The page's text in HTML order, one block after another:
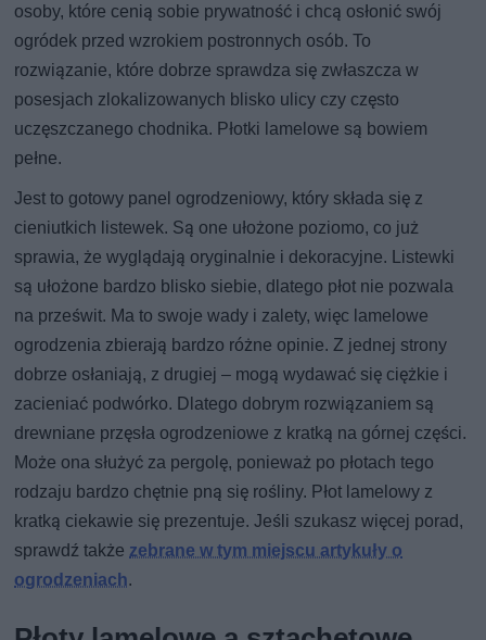
osoby, które cenią sobie prywatność i chcą osłonić swój
ogródek przed wzrokiem postronnych osób. To
rozwiązanie, które dobrze sprawdza się zwłaszcza w
posesjach zlokalizowanych blisko ulicy czy często
uczęszczanego chodnika. Płotki lamelowe są bowiem
pełne.
Jest to gotowy panel ogrodzeniowy, który składa się z
cieniutkich listewek. Są one ułożone poziomo, co już
sprawia, że wyglądają oryginalnie i dekoracyjne. Listewki
są ułożone bardzo blisko siebie, dlatego płot nie pozwala
na prześwit. Ma to swoje wady i zalety, więc lamelowe
ogrodzenia zbierają bardzo różne opinie. Z jednej strony
dobrze osłaniają, z drugiej – mogą wydawać się ciężkie i
zacieniać podwórko. Dlatego dobrym rozwiązaniem są
drewniane przęsła ogrodzeniowe z kratką na górnej części.
Może ona służyć za pergolę, ponieważ po płotach tego
rodzaju bardzo chętnie pną się rośliny. Płot lamelowy z
kratką ciekawie się prezentuje. Jeśli szukasz więcej porad,
sprawdź także zebrane w tym miejscu artykuły o
ogrodzeniach.